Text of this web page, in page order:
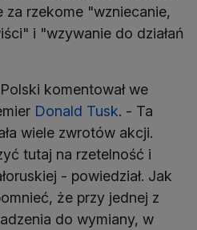
rzekome "wzniecanie,
i "wzywanie do działań
komentował we
Donald Tusk. - Ta
wiele zwrotów akcji.
tutaj na rzetelność i
- powiedział. Jak
że przy jednej z
do wymiany, w